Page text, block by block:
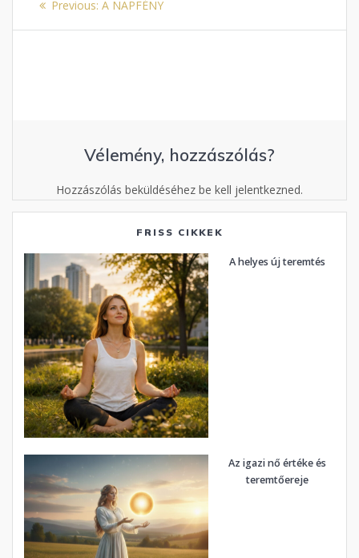
navigáció
Previous: Previous
A NAPFÉNY
Vélemény, hozzászólás?
Hozzászólás beküldéséhez be kell jelentkezned.
FRISS CIKKEK
A helyes új teremtés
Az igazi nő értéke és
teremtőereje